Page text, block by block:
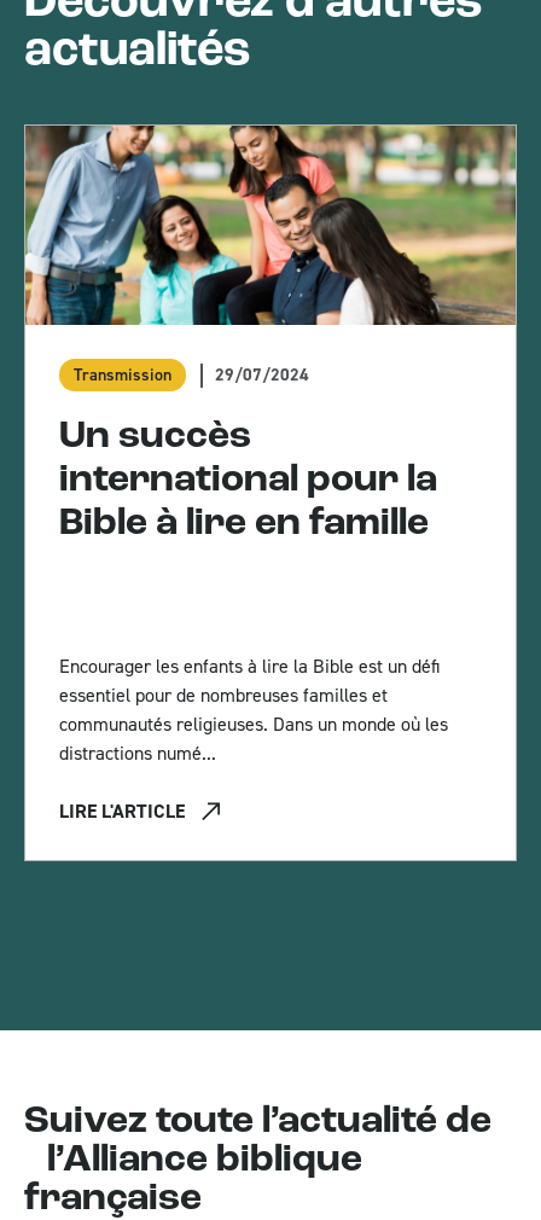
actualités
Transmission 29/07/2024
Un succès
international pour la
Bible à lire en famille
Encourager les enfants à lire la Bible est un défi
essentiel pour de nombreuses familles et
communautés religieuses. Dans un monde où les
distractions numé...
LIRE L'ARTICLE
Suivez toute l’actualité de
l’Alliance biblique
française